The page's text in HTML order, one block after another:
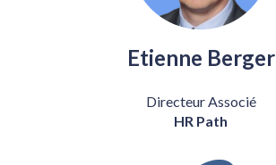
Etienne Berger
Directeur Associé
HR Path